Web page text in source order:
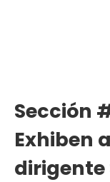
Sección
Exhiben
dirigente